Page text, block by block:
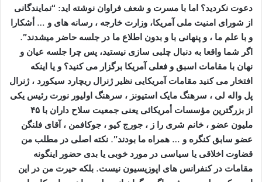
دعوت نکردید؟ اما با مسرت و شعف فراوان نوشته اید: “نمایندگانی
از شورای امنیت ملی آمریکا، وزارت خارجه ، رسانه های و … أشکارا
و با علم ما ، و پنهانی با و بدون اطلاع ما در جلسه حاضر میشدند”.
اگر شما واقعا به دنبال چلبی سازی نیستید، پس چرا جلسه عیان و
نهان با مقامات اسبق و فعلی آمریکا برگزار می کنید؟ و یا اینکه
افتخار می کنید مقامات آمریکایی نظیر ژنرال ریچارد سیکورد ، ژنرال
پل واله لی ، سرهنگ مایک استیونز ، سرهنگ اولیور نورت رئیس یکی
از بزرگترین مؤسسات أمریکائی یعنی جمعیت سلاح داران با ۴۵
ملیون عضو ، خانم شری را ز ، جورج کیو ، جوکافمن ، آقای فلنگن
عضو سابق کنگره و … همراه ما بودند”. نکته اصلی در مطلب من
قضاوت اخلاقی یا سیاسی در مورد خوبی یا بدی حضور اینگونه
مقامات در کنفرانس های اپوزیسیون نیست. بلکه حیرت من در این